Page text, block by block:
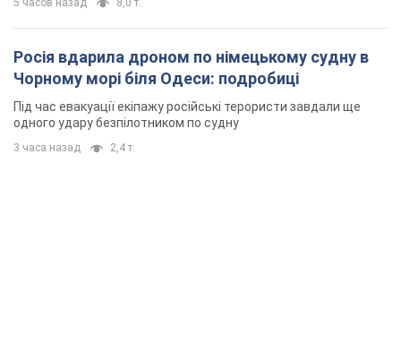
5 часов назад 8,0 т.
Росія вдарила дроном по німецькому судну в
Чорному морі біля Одеси: подробиці
Під час евакуації екіпажу російські терористи завдали ще
одного удару безпілотником по судну
3 часа назад 2,4 т.